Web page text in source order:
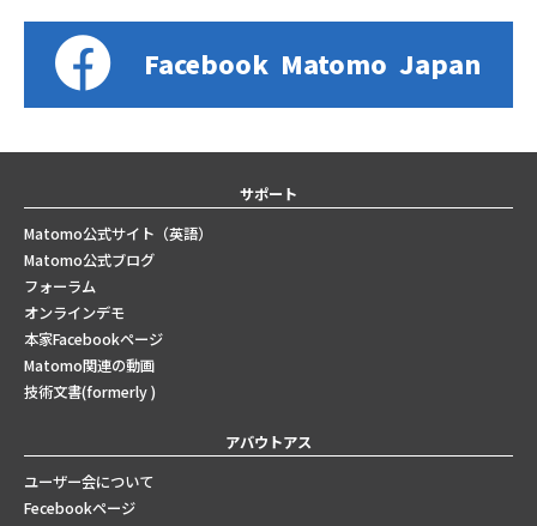
Facebook Matomo Japan
サポート
Matomo公式サイト（英語）
Matomo公式ブログ
フォーラム
オンラインデモ
本家Facebookページ
Matomo関連の動画
技術文書(formerly )
アバウトアス
ユーザー会について
Fecebookページ